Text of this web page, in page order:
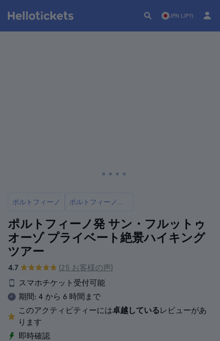
JPN (JPY)
ポルトフィーノ ポルトフィーノでのおすすめアクティビティ
ポルトフィーノ発 サン・フルットゥ
オーゾ プライベート絶景ハイキング
ツアー
4.7
(25 お客様の声)
スマホチケット受付可能
期間: 4 から 6 時間まで
このアクティビティーには卓越しているレビューがあ
ります
即時確認